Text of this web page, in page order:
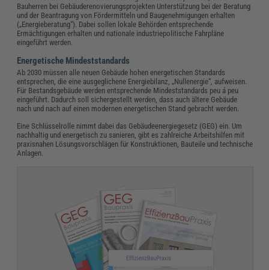
Bauherren bei Gebäuderenovierungsprojekten Unterstützung bei der Beratung
und der Beantragung von Fördermitteln und Baugenehmigungen erhalten
(„Energieberatung“). Dabei sollen lokale Behörden entsprechende
Ermächtigungen erhalten und nationale industriepolitische Fahrpläne
eingeführt werden.
Energetische Mindeststandards
Ab 2030 müssen alle neuen Gebäude hohen energetischen Standards
entsprechen, die eine ausgeglichene Energiebilanz, „Nullenergie“, aufweisen.
Für Bestandsgebäude werden entsprechende Mindeststandards peu á peu
eingeführt. Dadurch soll sichergestellt werden, dass auch ältere Gebäude
nach und nach auf einen modernen energetischen Stand gebracht werden.
Eine Schlüsselrolle nimmt dabei das Gebäudeenergiegesetz (GEG) ein. Um
nachhaltig und energetisch zu sanieren, gibt es zahlreiche Arbeitshilfen mit
praxisnahen Lösungsvorschlägen für Konstruktionen, Bauteile und technische
Anlagen.